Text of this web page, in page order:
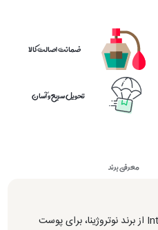
ضمانت اصالت کالا
تحویل سریع و آسان
معرفی برند
این مرطوب کننده Intense Repair از برند نوتروژینا، برای پوست